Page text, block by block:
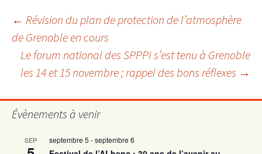
Navigation
des
articles
← Révision du plan de protection de l’atmosphère
de Grenoble en cours
Le forum national des SPPPI s’est tenu à Grenoble
les 14 et 15 novembre ; rappel des bons réflexes →
Évènements à venir
SEP septembre 5 -septembre 6